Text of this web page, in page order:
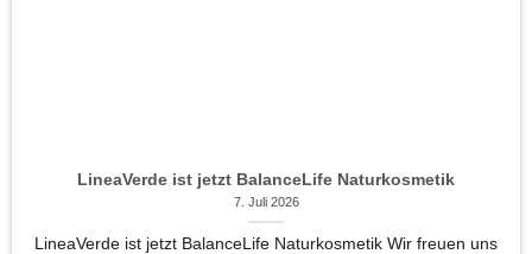
LineaVerde ist jetzt BalanceLife Naturkosmetik
7. Juli 2026
LineaVerde ist jetzt BalanceLife Naturkosmetik Wir freuen uns